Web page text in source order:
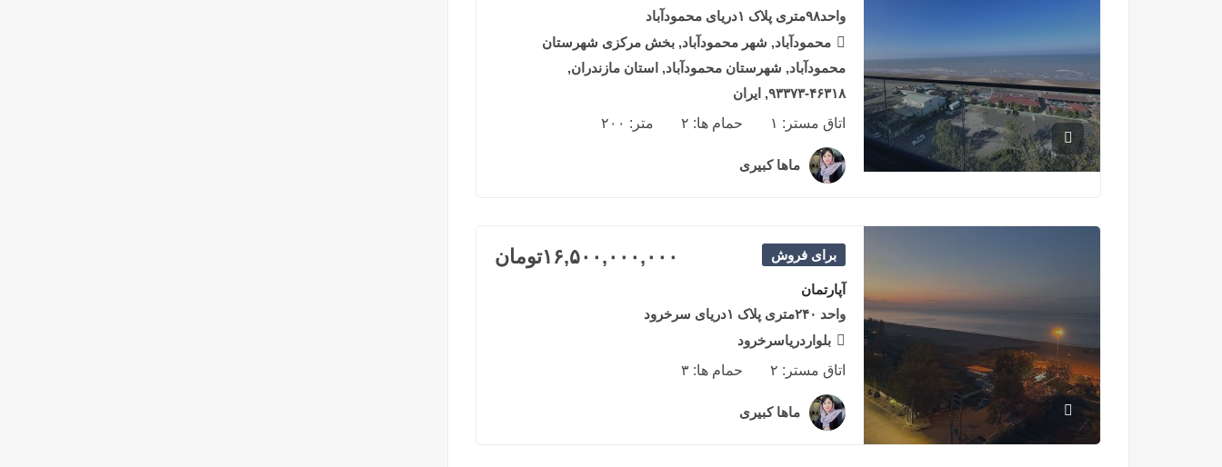
واحد۹۸متری پلاک ۱دریای محمودآباد
محمودآباد, شهر محمودآباد, بخش مرکزی شهرستان
محمودآباد, شهرستان محمودآباد, استان مازندران,
۴۶۳۱۸-۹۳۳۷۳, ایران
اتاق مستر: ۱ حمام ها: ۲ متر: ۲۰۰
ماها کبیری
برای فروش ۱۶,۵۰۰,۰۰۰,۰۰۰تومان
آپارتمان
واحد ۲۴۰متری پلاک ۱دریای سرخرود
بلواردریاسرخرود
اتاق مستر: ۲ حمام ها: ۳
ماها کبیری